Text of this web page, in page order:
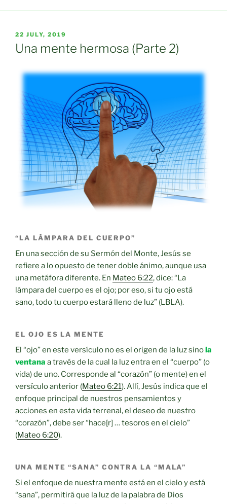
POSTED
ON
22 JULY, 2019
Una mente hermosa (Parte 2)
“LA LÁMPARA DEL CUERPO”
En una sección de su Sermón del Monte, Jesús se
refiere a lo opuesto de tener doble ánimo, aunque usa
una metáfora diferente. En Mateo 6:22, dice: “La
lámpara del cuerpo es el ojo; por eso, si tu ojo está
sano, todo tu cuerpo estará lleno de luz” (LBLA).
EL OJO ES LA MENTE
El “ojo” en este versículo no es el origen de la luz sinola
ventana a través de la cual la luz entra en el “cuerpo” (o
vida) de uno. Corresponde al “corazón” (o mente) en el
versículo anterior (Mateo 6:21). Allí, Jesús indica que el
enfoque principal de nuestros pensamientos y
acciones en esta vida terrenal, el deseo de nuestro
“corazón”, debe ser “hace[r] … tesoros en el cielo”
(Mateo 6:20).
UNA MENTE “SANA” CONTRA LA “MALA”
Si el enfoque de nuestra mente está en el cielo y está
“sana”, permitirá que la luz de la palabra de Dios